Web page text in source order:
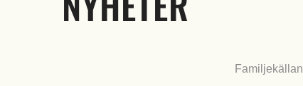
Familjekällan